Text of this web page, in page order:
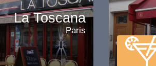
La Toscana
Paris